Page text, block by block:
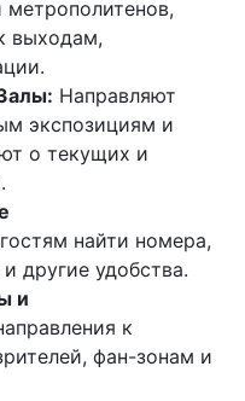
метрополитенов,
выходам,
Направляют
экспозициям и
о текущих и
найти номера,
другие удобства.
и
к
фан-зонам и